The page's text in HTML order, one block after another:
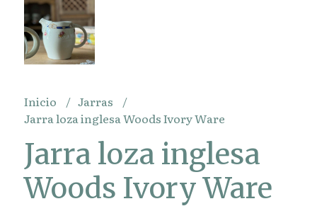
Inicio
Jarras
Jarra loza inglesa Woods Ivory Ware
Jarra loza inglesa
Woods Ivory Ware